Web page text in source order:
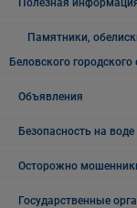
Полезная
Памятники,
Беловского городского
Объявления
Безопасность на воде
Осторожно
Государственные